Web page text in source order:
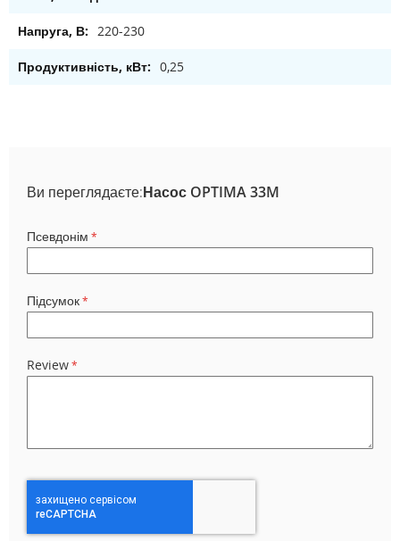
220-230
0,25
Ви переглядаєте:Насос OPTIMA 33M
Псевдонім
Підсумок
Review